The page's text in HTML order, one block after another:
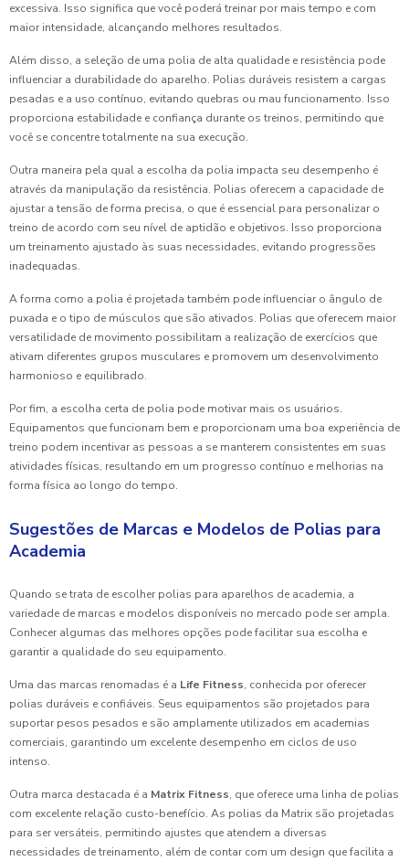
excessiva. Isso significa que você poderá treinar por mais tempo e com
maior intensidade, alcançando melhores resultados.
Além disso, a seleção de uma polia de alta qualidade e resistência pode
influenciar a durabilidade do aparelho. Polias duráveis resistem a cargas
pesadas e a uso contínuo, evitando quebras ou mau funcionamento. Isso
proporciona estabilidade e confiança durante os treinos, permitindo que
você se concentre totalmente na sua execução.
Outra maneira pela qual a escolha da polia impacta seu desempenho é
através da manipulação da resistência. Polias oferecem a capacidade de
ajustar a tensão de forma precisa, o que é essencial para personalizar o
treino de acordo com seu nível de aptidão e objetivos. Isso proporciona
um treinamento ajustado às suas necessidades, evitando progressões
inadequadas.
A forma como a polia é projetada também pode influenciar o ângulo de
puxada e o tipo de músculos que são ativados. Polias que oferecem maior
versatilidade de movimento possibilitam a realização de exercícios que
ativam diferentes grupos musculares e promovem um desenvolvimento
harmonioso e equilibrado.
Por fim, a escolha certa de polia pode motivar mais os usuários.
Equipamentos que funcionam bem e proporcionam uma boa experiência de
treino podem incentivar as pessoas a se manterem consistentes em suas
atividades físicas, resultando em um progresso contínuo e melhorias na
forma física ao longo do tempo.
Sugestões de Marcas e Modelos de Polias para
Academia
Quando se trata de escolher polias para aparelhos de academia, a
variedade de marcas e modelos disponíveis no mercado pode ser ampla.
Conhecer algumas das melhores opções pode facilitar sua escolha e
garantir a qualidade do seu equipamento.
Uma das marcas renomadas é a Life Fitness, conhecida por oferecer
polias duráveis e confiáveis. Seus equipamentos são projetados para
suportar pesos pesados e são amplamente utilizados em academias
comerciais, garantindo um excelente desempenho em ciclos de uso
intenso.
Outra marca destacada é a Matrix Fitness, que oferece uma linha de polias
com excelente relação custo-benefício. As polias da Matrix são projetadas
para ser versáteis, permitindo ajustes que atendem a diversas
necessidades de treinamento, além de contar com um design que facilita a